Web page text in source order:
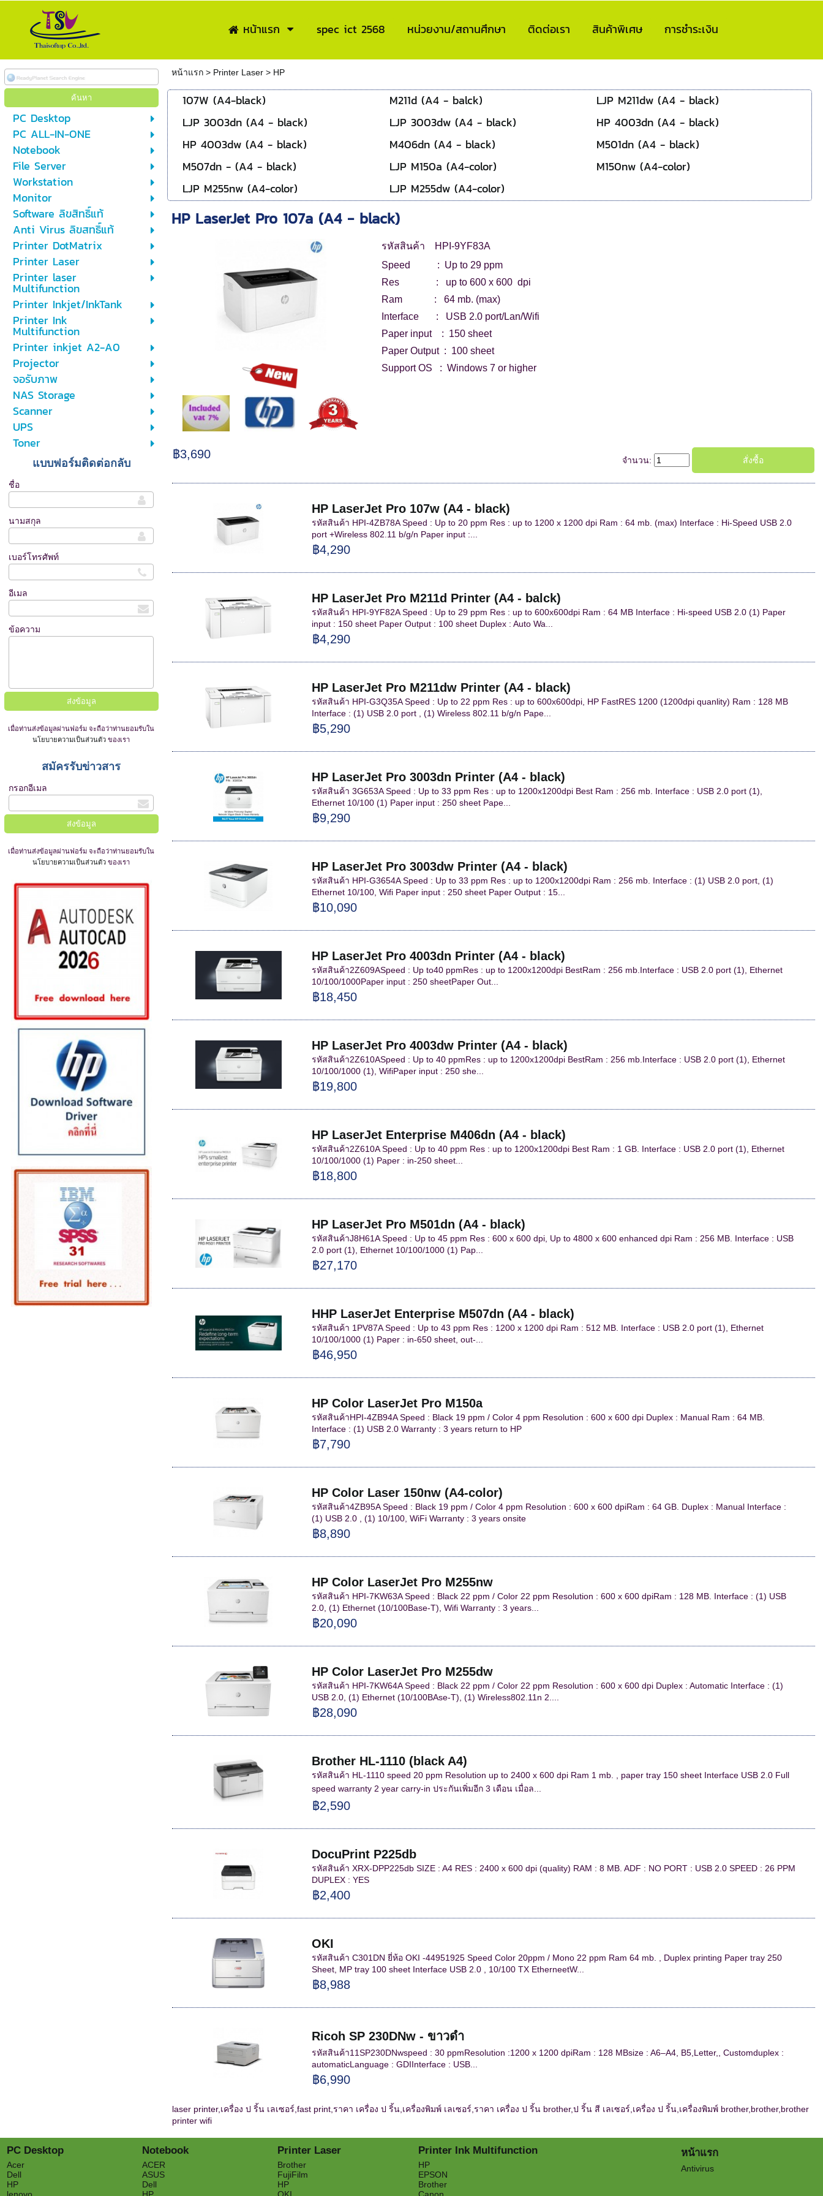
หน้าแรก spec ict 2568 หน่วยงาน/สถานศึกษา ติดต่อเรา สินค้าพิเศษ การชำระเงิน
PC Desktop
PC ALL-IN-ONE
Notebook
File Server
Workstation
Monitor
Software ลิขสิทธิ์แท้
Anti Virus ลิขสทธิ์แท้
Printer DotMatrix
Printer Laser
Printer laser
Multifunction
Printer Inkjet/InkTank
Printer Ink
Multifunction
Printer inkjet A2-A0
Projector
จอรับภาพ
NAS Storage
Scanner
UPS
Toner
แบบฟอร์มติดต่อกลับ
ชื่อ
นามสกุล
เบอร์โทรศัพท์
อีเมล
ข้อความ
เมื่อท่านส่งข้อมูลผ่านฟอร์ม จะถือว่าท่านยอมรับใน
นโยบายความเป็นส่วนตัวของเรา
สมัครรับข่าวสาร
กรอกอีเมล
เมื่อท่านส่งข้อมูลผ่านฟอร์ม จะถือว่าท่านยอมรับใน
นโยบายความเป็นส่วนตัวของเรา
หน้าแรก > Printer Laser > HP
107W (A4-black) M211d (A4 - balck)
LJP M211dw (A4 - black)
LJP 3003dn (A4 - black)
LJP 3003dw (A4 - black)
HP 4003dn (A4 - black)
HP 4003dw (A4 - black)
M406dn (A4 - black)
M501dn (A4 - black)
M507dn - (A4 - black)
LJP M150a (A4-color)
M150nw (A4-color)
LJP M255nw (A4-color)
LJP M255dw (A4-color)
HP LaserJet Pro 107a (A4 - black)
รหัสสินค้า HPI-9YF83A
Speed : Up to 29 ppm
Res : up to 600 x 600 dpi
Ram : 64 mb. (max)
Interface : USB 2.0 port/Lan/Wifi
Paper input : 150 sheet
Paper Output : 100 sheet
Support OS : Windows 7 or higher
฿3,690 จำนวน:
HP LaserJet Pro 107w (A4 - black)
รหัสสินค้า HPI-4ZB78A Speed : Up to 20 ppm Res : up to 1200 x 1200 dpi Ram : 64 mb. (max) Interface : Hi-Speed USB 2.0
port +Wireless 802.11 b/g/n Paper input :...
฿4,290
HP LaserJet Pro M211d Printer (A4 - balck)
รหัสสินค้า HPI-9YF82A Speed : Up to 29 ppm Res : up to 600x600dpi Ram : 64 MB Interface : Hi-speed USB 2.0 (1) Paper
input : 150 sheet Paper Output : 100 sheet Duplex : Auto Wa...
฿4,290
HP LaserJet Pro M211dw Printer (A4 - black)
รหัสสินค้า HPI-G3Q35A Speed : Up to 22 ppm Res : up to 600x600dpi, HP FastRES 1200 (1200dpi quanlity) Ram : 128 MB
Interface : (1) USB 2.0 port , (1) Wireless 802.11 b/g/n Pape...
฿5,290
HP LaserJet Pro 3003dn Printer (A4 - black)
รหัสสินค้า 3G653A Speed : Up to 33 ppm Res : up to 1200x1200dpi Best Ram : 256 mb. Interface : USB 2.0 port (1),
Ethernet 10/100 (1) Paper input : 250 sheet Pape...
฿9,290
HP LaserJet Pro 3003dw Printer (A4 - black)
รหัสสินค้า HPI-G3654A Speed : Up to 33 ppm Res : up to 1200x1200dpi Ram : 256 mb. Interface : (1) USB 2.0 port, (1)
Ethernet 10/100, Wifi Paper input : 250 sheet Paper Output : 15...
฿10,090
HP LaserJet Pro 4003dn Printer (A4 - black)
รหัสสินค้า2Z609ASpeed : Up to40 ppmRes : up to 1200x1200dpi BestRam : 256 mb.Interface : USB 2.0 port (1), Ethernet
10/100/1000Paper input : 250 sheetPaper Out...
฿18,450
HP LaserJet Pro 4003dw Printer (A4 - black)
รหัสสินค้า2Z610ASpeed : Up to 40 ppmRes : up to 1200x1200dpi BestRam : 256 mb.Interface : USB 2.0 port (1), Ethernet
10/100/1000 (1), WifiPaper input : 250 she...
฿19,800
HP LaserJet Enterprise M406dn (A4 - black)
รหัสสินค้า2Z610A Speed : Up to 40 ppm Res : up to 1200x1200dpi Best Ram : 1 GB. Interface : USB 2.0 port (1), Ethernet
10/100/1000 (1) Paper : in-250 sheet...
฿18,800
HP LaserJet Pro M501dn (A4 - black)
รหัสสินค้าJ8H61A Speed : Up to 45 ppm Res : 600 x 600 dpi, Up to 4800 x 600 enhanced dpi Ram : 256 MB. Interface : USB
2.0 port (1), Ethernet 10/100/1000 (1) Pap...
฿27,170
HHP LaserJet Enterprise M507dn (A4 - black)
รหัสสินค้า 1PV87A Speed : Up to 43 ppm Res : 1200 x 1200 dpi Ram : 512 MB. Interface : USB 2.0 port (1), Ethernet
10/100/1000 (1) Paper : in-650 sheet, out-...
฿46,950
HP Color LaserJet Pro M150a
รหัสสินค้าHPI-4ZB94A Speed : Black 19 ppm / Color 4 ppm Resolution : 600 x 600 dpi Duplex : Manual Ram : 64 MB.
Interface : (1) USB 2.0 Warranty : 3 years return to HP
฿7,790
HP Color Laser 150nw (A4-color)
รหัสสินค้า4ZB95A Speed : Black 19 ppm / Color 4 ppm Resolution : 600 x 600 dpiRam : 64 GB. Duplex : Manual Interface :
(1) USB 2.0 , (1) 10/100, WiFi Warranty : 3 years onsite
฿8,890
HP Color LaserJet Pro M255nw
รหัสสินค้า HPI-7KW63A Speed : Black 22 ppm / Color 22 ppm Resolution : 600 x 600 dpiRam : 128 MB. Interface : (1) USB
2.0, (1) Ethernet (10/100Base-T), Wifi Warranty : 3 years...
฿20,090
HP Color LaserJet Pro M255dw
รหัสสินค้า HPI-7KW64A Speed : Black 22 ppm / Color 22 ppm Resolution : 600 x 600 dpi Duplex : Automatic Interface : (1)
USB 2.0, (1) Ethernet (10/100BAse-T), (1) Wireless802.11n 2....
฿28,090
Brother HL-1110 (black A4)
รหัสสินค้า HL-1110 speed 20 ppm Resolution up to 2400 x 600 dpi Ram 1 mb. , paper tray 150 sheet Interface USB 2.0 Full
speed warranty 2 year carry-in ประกันเพิ่มอีก 3 เดือน เมื่อล...
฿2,590
DocuPrint P225db
รหัสสินค้า XRX-DPP225db SIZE : A4 RES : 2400 x 600 dpi (quality) RAM : 8 MB. ADF : NO PORT : USB 2.0 SPEED : 26 PPM
DUPLEX : YES
฿2,400
OKI
รหัสสินค้า C301DN ยี่ห้อ OKI -44951925 Speed Color 20ppm / Mono 22 ppm Ram 64 mb. , Duplex printing Paper tray 250
Sheet, MP tray 100 sheet Interface USB 2.0 , 10/100 TX EtherneetW...
฿8,988
Ricoh SP 230DNw - ขาวดำ
รหัสสินค้า11SP230DNwspeed : 30 ppmResolution :1200 x 1200 dpiRam : 128 MBsize : A6–A4, B5,Letter,, Customduplex :
automaticLanguage : GDIInterface : USB...
฿6,990
laser printer,เครื่อง ป ริ้น เลเซอร์,fast print,ราคา เครื่อง ป ริ้น,เครื่องพิมพ์ เลเซอร์, ราคา เครื่อง ป ริ้น brother,ป ริ้น สี เลเซอร์,เครื่อง ป ริ้น,เครื่องพิมพ์ brother,brother,brother
printer wifi
PC Desktop
Acer
Dell
HP
Notebook
ACER
ASUS
Dell
Printer Laser
Brother
FujiFilm
HP
Printer Ink Multifunction
HP
EPSON
Brother
หน้าแรก
Antivirus